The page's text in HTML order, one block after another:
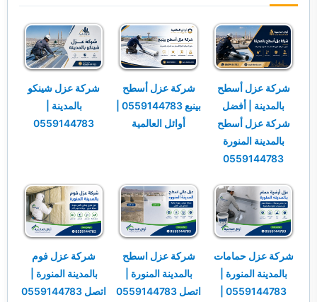
شركة عزل أسطح
بالمدينة | أفضل
شركة عزل أسطح
بالمدينة المنورة
0559144783
شركة عزل أسطح
بينبع 0559144783 |
أوائل العالمية
شركة عزل شينكو
بالمدينة |
0559144783
شركة عزل حمامات
بالمدينة المنورة |
0559144783 |
شركة عزل اسطح
بالمدينة المنورة |
اتصل 0559144783
شركة عزل فوم
بالمدينة المنورة |
اتصل 0559144783